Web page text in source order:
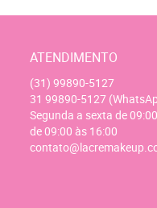
ATENDIMENTO
(31) 99890-5127
31 99890-5127
Segunda a sexta de
de 09:00 às 16:00